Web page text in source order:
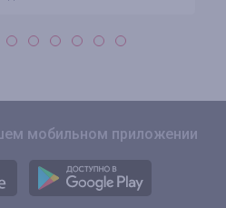
мобильном приложении